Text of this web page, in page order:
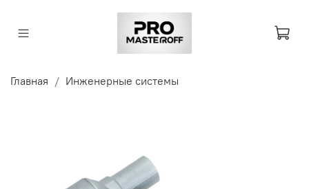
Главная Инженерные системы